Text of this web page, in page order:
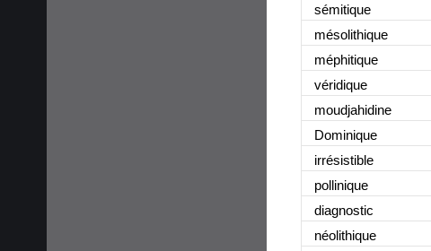
sémitique
mésolithique
méphitique
véridique
moudjahidine
Dominique
irrésistible
pollinique
diagnostic
néolithique